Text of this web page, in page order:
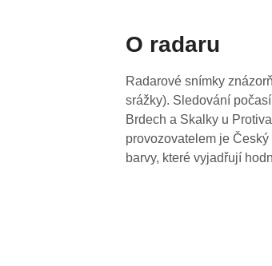
O radaru
Radarové snímky
srážky). Sledování
Brdech a Skalky u
provozovatelem je
barvy, které vyjadřují